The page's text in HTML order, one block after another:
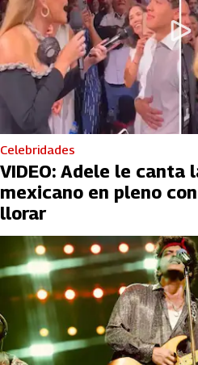
Celebridades
VIDEO: Adele le canta
mexicano en pleno
llorar